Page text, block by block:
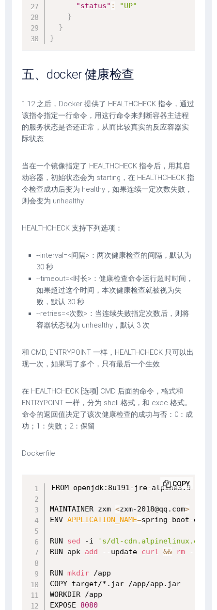
"status" :
"UP"
}
}
}
五、docker 健康检查
1.12 之后，Docker 提供了 HEALTHCHECK 指令，通过
该指令指定一行命令，用这行命令来判断容器主进程
的服务状态是否还正常，从而比较真实的反应容器实
际状态
当在一个镜像指定了 HEALTHCHECK 指令后，用其启
动容器，初始状态会为 starting，在 HEALTHCHECK 指
令检查成功后变为 healthy，如果连续一定次数失败，
则会变为 unhealthy
HEALTHCHECK 支持下列选项：
--interval=<间隔>：两次健康检查的间隔，默认为
30 秒
--timeout=<时长>：健康检查命令运行超时时间，
如果超过这个时间，本次健康检查就被视为失
败，默认 30 秒
--retries=<次数>：当连续失败指定次数后，则将
容器状态视为 unhealthy，默认 3 次
和 CMD, ENTRYPOINT 一样，HEALTHCHECK 只可以出
现一次，如果写了多个，只有最后一个生效
在 HEALTHCHECK [选项] CMD 后面的命令，格式和
ENTRYPOINT 一样，分为 shell 格式，和 exec 格式。
命令的返回值决定了该次健康检查的成功与否：0：成
功；1：失败；2：保留
Dockerfile
FROM openjdk:8u191-jre-alpine3.9
MAINTAINER zxm <zxm-2018@qq.com>
ENV APPLICATION_NAME=spring-boot-demo
RUN sed -i
's/dl-cdn.alpinelinux.org/
RUN apk add --update curl && rm -rf /
RUN mkdir /app
COPY target/*.jar /app/app.jar
WORKDIR /app
EXPOSE 8080
COPY